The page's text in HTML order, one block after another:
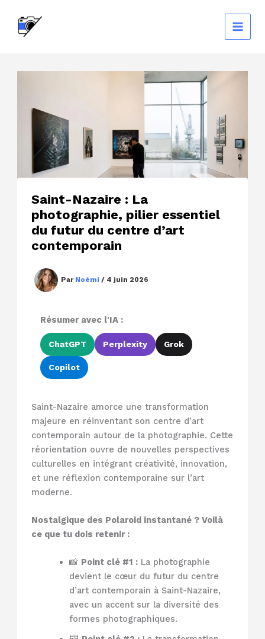
contenu
Saint-Nazaire : La
photographie, pilier essentiel
du futur du centre d’art
contemporain
Par Noémi / 4 juin 2026
Résumer avec l'IA :
ChatGPT Perplexity Grok
Copilot
Saint-Nazaire amorce une transformation
majeure en réinventant son centre d’art
contemporain autour de la photographie. Cette
réorientation ouvre de nouvelles perspectives
culturelles en intégrant créativité, innovation,
et une réflexion contemporaine sur l’art
moderne.
Nostalgique des Polaroid instantané ? Voilà
ce que tu dois retenir :
📸 Point clé #1 :La photographie
devient le cœur du futur du centre
d’art contemporain à Saint-Nazaire,
avec un accent sur la diversité des
formes photographiques.